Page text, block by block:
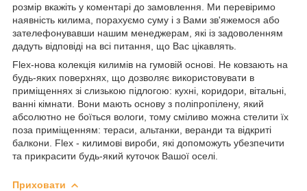
розмір вкажіть у коментарі до замовлення. Ми перевіримо
наявність килима, порахуємо суму і з Вами зв'яжемося або
зателефонувавши нашим менеджерам, які із задоволенням
дадуть відповіді на всі питання, що Вас цікавлять.
Flex-нова колекція килимів на гумовій основі. Не ковзають на
будь-яких поверхнях, що дозволяє використовувати в
приміщеннях зі слизькою підлогою: кухні, коридори, вітальні,
ванні кімнати. Вони мають основу з поліпропілену, який
абсолютно не боїться вологи, тому сміливо можна стелити їх
поза приміщенням: тераси, альтанки, веранди та відкриті
балкони. Flex - килимові вироби, які допоможуть убезпечити
та прикрасити будь-який куточок Вашої оселі.
Приховати